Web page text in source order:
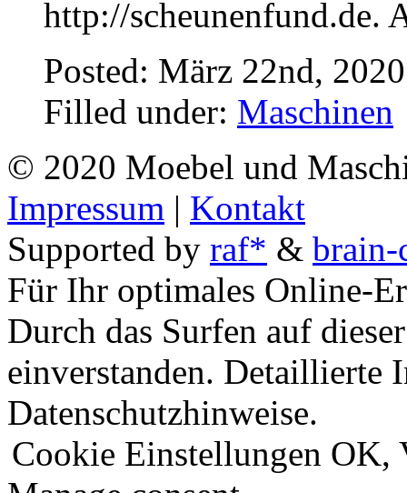
http://
Posted: März 22nd,
Filled under: Maschinen
© 2020 Moebel und
Impressum | Kontakt
Supported by raf* & brain-
Für Ihr optimales Online-
Durch das Surfen auf
einverstanden. Detaillierte
Datenschutzhinweise.
Cookie Einstellungen OK,